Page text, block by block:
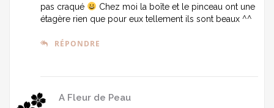
pas craqué
Chez moi la boîte et le pinceau ont une
étagère rien que pour eux tellement ils sont beaux ^^
RÉPONDRE
A Fleur de Peau